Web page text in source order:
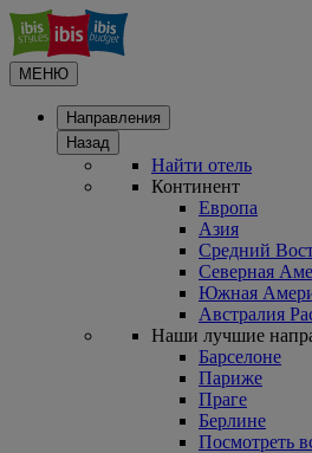
МЕНЮ
Направления
Назад
Найти отель
Континент
Европа
Азия
Средний
Северная
Южная
Австралия
Наши лучшие
Барселоне
Париже
Праге
Берлине
Посмотреть